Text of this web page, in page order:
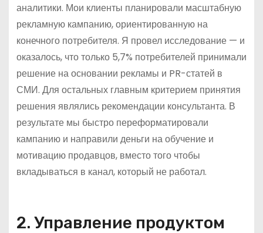
аналитики. Мои клиенты планировали масштабную
рекламную кампанию, ориентированную на
конечного потребителя. Я провел исследование — и
оказалось, что только 5,7% потребителей принимали
решение на основании рекламы и PR-статей в
СМИ. Для остальных главным критерием принятия
решения являлись рекомендации консультанта. В
результате мы быстро переформатировали
кампанию и направили деньги на обучение и
мотивацию продавцов, вместо того чтобы
вкладываться в канал, который не работал.
2. Управление продуктом